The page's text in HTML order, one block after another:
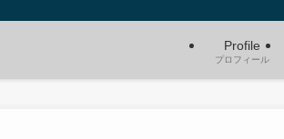
Profile
プロフィール